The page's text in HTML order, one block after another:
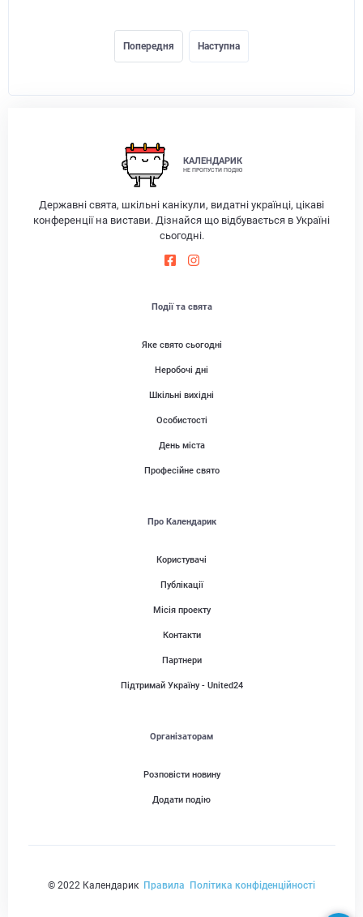
Попередня Наступна
КАЛЕНДАРИК
НЕ ПРОПУСТИ ПОДІЮ
Державні свята, шкільні канікули, видатні українці, цікаві
конференції на вистави. Дізнайся що відбувається в Україні
сьогодні.
Події та свята
Яке свято сьогодні
Неробочі дні
Шкільні вихідні
Особистості
День міста
Професійне свято
Про Календарик
Користувачі
Публікації
Місія проекту
Контакти
Партнери
Підтримай Україну - United24
Організаторам
Розповісти новину
Додати подію
© 2022 Календарик Правила Політика конфіденційності